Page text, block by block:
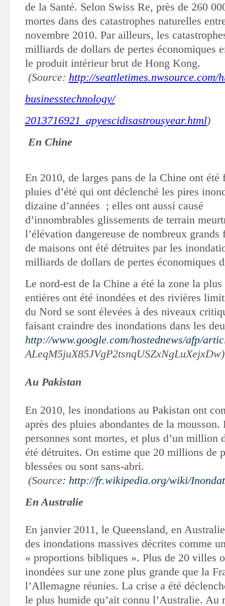
de la Santé. Selon Swiss Re, près de 260
mortes dans des catastrophes naturelles
novembre 2010. Par ailleurs, les
milliards de dollars de pertes économiques
le produit intérieur brut de Hong Kong.
(Source: http://seattletimes.nwsource.com/
businesstechnology/
2013716921_apyescidisastrousyear.html)
En Chine
En 2010, de larges pans de la Chine ont été
pluies d’été qui ont déclenché les pires
dizaine d’années ; elles ont aussi causé
d’innombrables glissements de terrain
l’élévation dangereuse de nombreux
de maisons ont été détruites par les
milliards de dollars de pertes économiques
Le nord-est de la Chine a été la zone la
entières ont été inondées et des rivières
du Nord se sont élevées à des niveaux
faisant craindre des inondations dans les
http://www.google.com/hostednews/afp/
ALeqM5juX85JVgP2tsnqUSZxNgLuXejxDw)
Au Pakistan
En 2010, les inondations au Pakistan ont
après des pluies abondantes de la mousson.
personnes sont mortes, et plus d’un million
été détruites. On estime que 20 millions de
blessées ou sont sans-abri.
(Source: http://fr.wikipedia.org/wiki/
En Australie
En janvier 2011, le Queensland, en
des inondations massives décrites comme
« proportions bibliques ». Plus de 20 villes
inondées sur une zone plus grande que la
l’Allemagne réunies. La crise a été
le plus humide qu’ait connu l’Australie. Au